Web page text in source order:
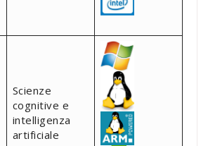
Scienze
cognitive e
intelligenza
artificiale